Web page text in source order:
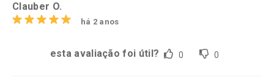
Clauber O.
há 2 anos
esta avaliação foi útil? 0 0